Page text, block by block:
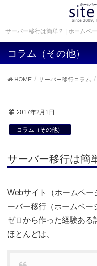
サーバー移行は簡単？ | ホームペ
コラム（その他）
HOME サーバー移行コラム
2017年2月1日
コラム（その他）
サーバー移行は簡
Webサイト（ホームペー
ーバー移行（ホームペー
ゼロから作った経験ある
ほとんどは、